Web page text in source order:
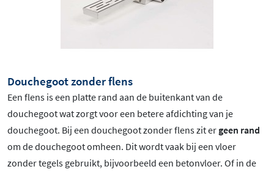
Douchegoot zonder flens
Een flens is een platte rand aan de buitenkant van de
douchegoot wat zorgt voor een betere afdichting van je
douchegoot. Bij een douchegoot zonder flens zit er geen rand
om de douchegoot omheen. Dit wordt vaak bij een vloer
zonder tegels gebruikt, bijvoorbeeld een betonvloer. Of in de